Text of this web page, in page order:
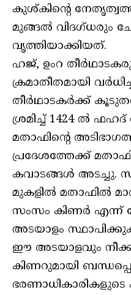
കുശ്കിന്റെ
മുങ്ങല്‍ വിദഗ്ധരും
വൃത്തിയാക്കിയത്.
ഹജ്, ഉംറ
ക്രമാതീതമായി
തീര്‍ഥാടകര്‍ക്ക്
ശ്രമിച്ച് 1424 ല്‍
മതാഫിന്റെ
പ്രദേശത്തേക്ക്
കവാടങ്ങള്‍ അടച്ചു.
മുകളില്‍ മതാഫില്‍
സംസം കിണര്‍ എന്ന്
അടയാളം
ഈ അടയാളവും
കിണറുമായി
ഭരണാധികാരികളുടെ